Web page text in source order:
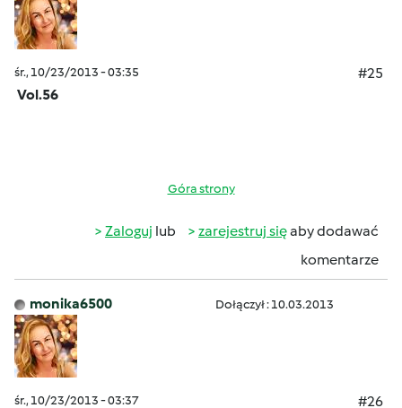
śr., 10/23/2013 - 03:35
#25
Vol.56
Góra strony
Zaloguj lub zarejestruj sięaby dodawać
komentarze
monika6500 Dołączył : 10.03.2013
śr., 10/23/2013 - 03:37
#26